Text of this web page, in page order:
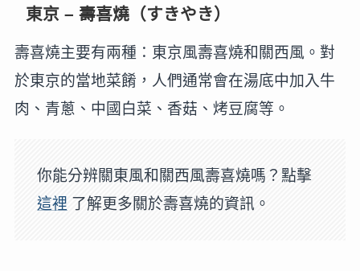
東京 – 壽喜燒（すきやき）
壽喜燒主要有兩種：東京風壽喜燒和關西風。對
於東京的當地菜餚，人們通常會在湯底中加入牛
肉、青蔥、中國白菜、香菇、烤豆腐等。
你能分辨關東風和關西風壽喜燒嗎？點擊
這裡 了解更多關於壽喜燒的資訊。